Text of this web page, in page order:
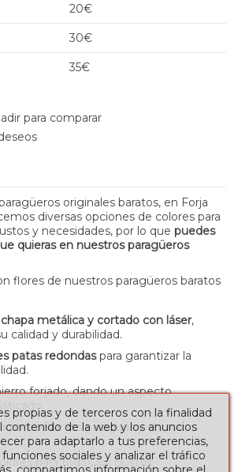
20€
30€
35€
para comparar
originales baratos, en Forja
diversas opciones de colores para
y necesidades, por lo que puedes
quieras en nuestros paragüeros
flores de nuestros paragüeros baratos
chapa metálica y cortado con láser,
calidad y durabilidad.
patas redondaspara garantizar la
forjado, dando un aspecto
para apilar los paraguas y ahorrar
para todos los gustos.
propias y de terceros con la finalidad
contenido de la web y los anuncios
para adaptarlo a tus preferencias,
sociales y analizar el tráfico